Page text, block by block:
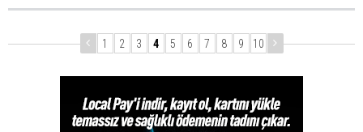
1 2 3 4 5 6 7 8 9 10